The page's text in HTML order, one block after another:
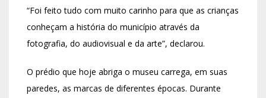
“Foi feito tudo com muito carinho para que as crianças
conheçam a história do município através da
fotografia, do audiovisual e da arte”, declarou.
O prédio que hoje abriga o museu carrega, em suas
paredes, as marcas de diferentes épocas. Durante